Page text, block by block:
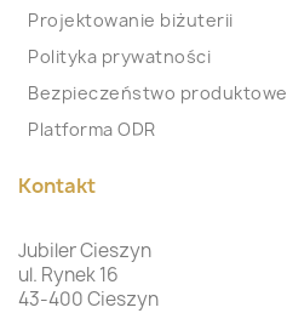
Projektowanie biżuterii
Polityka prywatności
Bezpieczeństwo produktowe
Platforma ODR
Kontakt
Jubiler Cieszyn
ul. Rynek 16
43-400 Cieszyn